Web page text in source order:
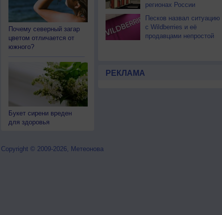
Почему северный загар
цветом отличается от
южного?
Букет сирени вреден
для здоровья
регионах России
Песков назвал ситуацию
с Wildberries и её
продавцами непростой
РЕКЛАМА
Copyright © 2009-2026, Метеонова